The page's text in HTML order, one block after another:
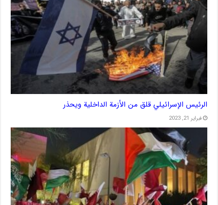
الرئيس الإسرائيلي قلق من الأزمة الداخلية ويحذر
فبراير 21, 2023